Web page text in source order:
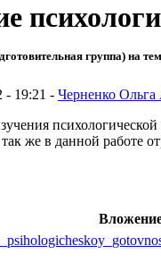
группа) на
- 19:21 - Черненко Ольга
же в данной работе